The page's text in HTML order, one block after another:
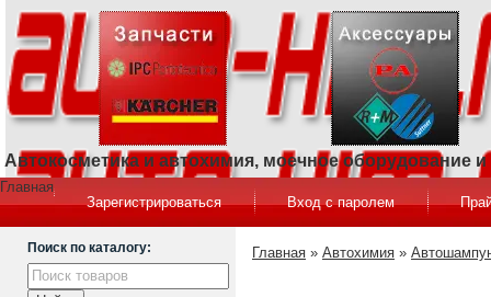
Автокосметика и автохимия, моечное оборудование
Главная
Зарегистрироваться
Вход с паролем
Поиск по каталогу: Главная » Автохимия »